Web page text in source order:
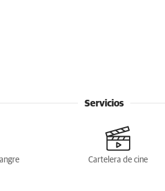
Servicios
Cartelera de cine